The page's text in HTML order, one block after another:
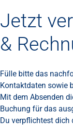
Jetzt
&
Fülle bitte das
Kontaktdaten sowie
Mit dem Absenden
Buchung für das
Du verpflichtest dich